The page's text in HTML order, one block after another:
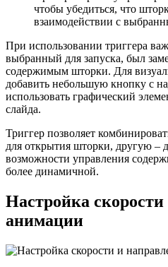
чтобы убедиться, что
взаимодействии с
При использовании триггера
выбранный для запуска, был
содержимым шторки. Для
добавить небольшую кнопку с
использовать графический
слайда.
Триггер позволяет
для открытия шторки, другую –
возможности управления
более динамичной.
Настройка
анимации